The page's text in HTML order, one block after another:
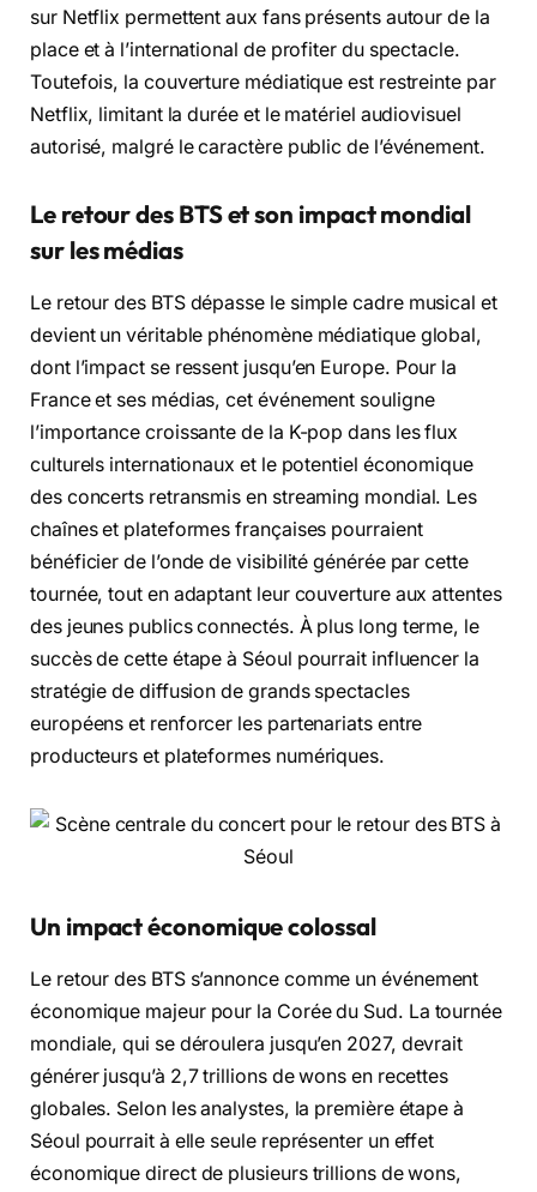
sur Netflix permettent aux fans présents autour de la
place et à l’international de profiter du spectacle.
Toutefois, la couverture médiatique est restreinte par
Netflix, limitant la durée et le matériel audiovisuel
autorisé, malgré le caractère public de l’événement.
Le retour des BTS et son impact mondial
sur les médias
Le retour des BTS dépasse le simple cadre musical et
devient un véritable phénomène médiatique global,
dont l’impact se ressent jusqu’en Europe. Pour la
France et ses médias, cet événement souligne
l’importance croissante de la K-pop dans les flux
culturels internationaux et le potentiel économique
des concerts retransmis en streaming mondial. Les
chaînes et plateformes françaises pourraient
bénéficier de l’onde de visibilité générée par cette
tournée, tout en adaptant leur couverture aux attentes
des jeunes publics connectés. À plus long terme, le
succès de cette étape à Séoul pourrait influencer la
stratégie de diffusion de grands spectacles
européens et renforcer les partenariats entre
producteurs et plateformes numériques.
Un impact économique colossal
Le retour des BTS s’annonce comme un événement
économique majeur pour la Corée du Sud. La tournée
mondiale, qui se déroulera jusqu’en 2027, devrait
générer jusqu’à 2,7 trillions de wons en recettes
globales. Selon les analystes, la première étape à
Séoul pourrait à elle seule représenter un effet
économique direct de plusieurs trillions de wons,